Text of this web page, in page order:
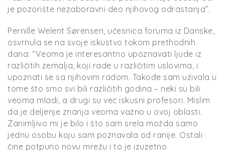
je pozorište nezaboravni deo njihovog odrastanja”.
Pernille Welent Sørensen, učesnica foruma iz Danske,
osvrnula se na svoje iskustvo tokom prethodnih
dana: “Veoma je interesantno upoznavati ljude iz
različitih zemalja, koji rade u različitim uslovima, i
upoznati se sa njihovim radom. Takođe sam uživala u
tome što smo svi bili različitih godina – neki su bili
veoma mladi, a drugi su već iskusni profesori. Mislim
da je deljenje znanja veoma važno u ovoj oblasti.
Zanimljivo mi je bilo i što sam srela možda samo
jednu osobu koju sam poznavala od ranije. Ostali
čine potpuno novu mrežu i to je izuzetno